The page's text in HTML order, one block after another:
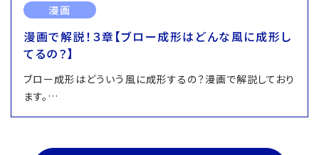
漫画
漫画で解説！３章【ブロー成形はどんな風に成形し
てるの？】
ブロー成形はどういう風に成形するの？漫画で解説しており
ます。…